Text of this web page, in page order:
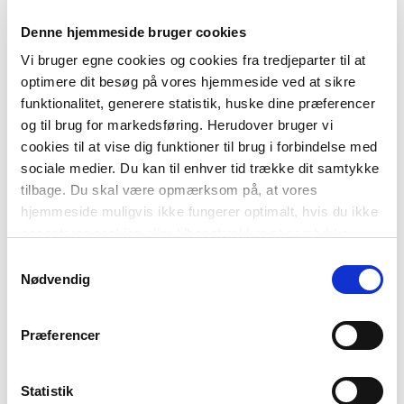
Denne hjemmeside bruger cookies
Vi bruger egne cookies og cookies fra tredjeparter til at
optimere dit besøg på vores hjemmeside ved at sikre
funktionalitet, generere statistik, huske dine præferencer
og til brug for markedsføring. Herudover bruger vi
cookies til at vise dig funktioner til brug i forbindelse med
sociale medier. Du kan til enhver tid trække dit samtykke
tilbage. Du skal være opmærksom på, at vores
hjemmeside muligvis ikke fungerer optimalt, hvis du ikke
Nødvendig
Præferencer
Statistik
FORMAT
Flergangsbog
ISBN
9788723553201
- +
148,00 kr.